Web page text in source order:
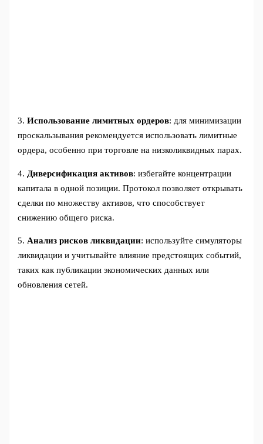
3.Использование лимитных ордеров: для минимизации
проскальзывания рекомендуется использовать лимитные
ордера, особенно при торговле на низколиквидных парах.
4. Диверсификация активов: избегайте концентрации
капитала в одной позиции. Протокол позволяет открывать
сделки по множеству активов, что способствует
снижению общего риска.
5.Анализ рисков ликвидации: используйте симуляторы
ликвидации и учитывайте влияние предстоящих событий,
таких как публикации экономических данных или
обновления сетей.